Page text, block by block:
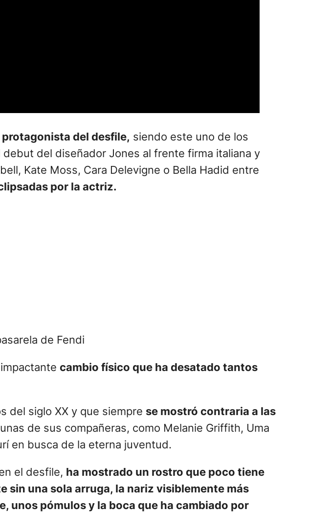
protagonista del desfile, siendo este uno de los
del diseñador Jones al frente firma italiana y
Kate Moss, Cara Delevigne o Bella Hadid entre
por la actriz.
de Fendi
cambio físico que ha desatado tantos
del siglo XX y que siempre se mostró contraria a las
de sus compañeras, como Melanie Griffith, Uma
en busca de la eterna juventud.
el desfile, ha mostrado un rostro que poco tiene
sin una sola arruga, la nariz visiblemente más
unos pómulos y la boca que ha cambiado por